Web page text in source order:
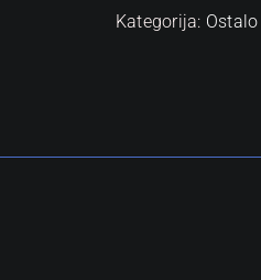
Kategorija: Ostalo